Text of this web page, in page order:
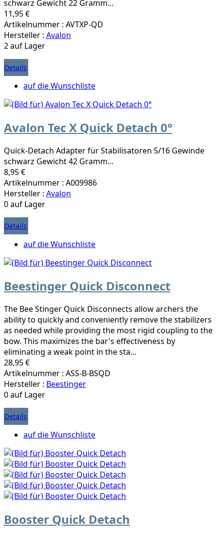
schwarz Gewicht 22 Gramm...
11,95 €
Artikelnummer : AVTXP-QD
Hersteller : Avalon
2 auf Lager
Details
auf die Wunschliste
Avalon Tec X Quick Detach 0°
Quick-Detach Adapter für Stabilisatoren 5/16 Gewinde
schwarz Gewicht 42 Gramm...
8,95 €
Artikelnummer : A009986
Hersteller : Avalon
0 auf Lager
Details
auf die Wunschliste
Beestinger Quick Disconnect
The Bee Stinger Quick Disconnects allow archers the
ability to quickly and conveniently remove the stabilizers
as needed while providing the most rigid coupling to the
bow. This maximizes the bar's effectiveness by
eliminating a weak point in the sta...
28,95 €
Artikelnummer : ASS-B-BSQD
Hersteller : Beestinger
0 auf Lager
Details
auf die Wunschliste
Booster Quick Detach